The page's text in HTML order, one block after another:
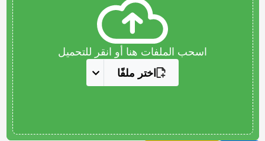
اسحب الملفات هنا أو انقر للتحميل
اختر ملفًا